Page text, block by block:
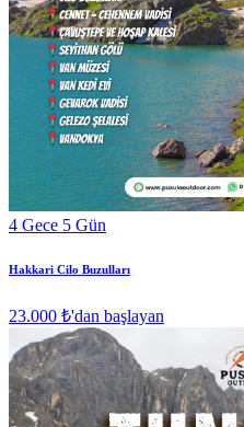
4 Gece 5 Gün
Hakkari Cilo Buzulları
23.000 ₺'dan başlayan